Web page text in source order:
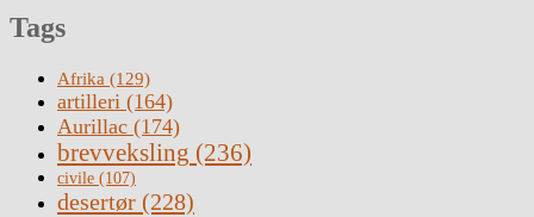
Tags
Afrika (129)
artilleri (164)
Aurillac (174)
brevveksling (236)
civile (107)
desertør (228)